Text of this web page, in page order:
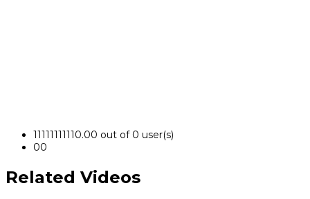
11111111110.00 out of 0 user(s)
00
Related Videos